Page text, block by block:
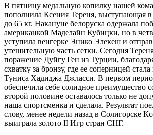
В пятницу медальную копилку нашей
пополнила Ксения Тереня, выступающая в
до 65 кг. Накануне белоруска одержала
американкой Маделайн Кубицки, но в
уступила венгерке Энико Элекеш и
утешительную часть сетки. Сегодня
поражение Дуйгу Ген из Турции,
схватку за бронзу, где ее соперницей
Туниса Хадиджа Джласси. В первом
обеспечила себе солидное преимущество
второй половине оставалось только не
наша спортсменка и сделала. Результат
слову, менее недели назад в Солигорске
выиграла золото II Игр стран СНГ.